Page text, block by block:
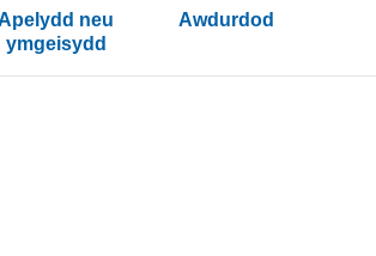
neu
ymgeisydd
Awdurdod